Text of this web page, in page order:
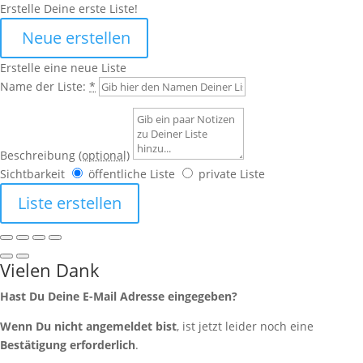
Erstelle Deine erste Liste!
Neue erstellen
Erstelle eine neue Liste
Name der Liste: *
Beschreibung (optional)
Sichtbarkeit
öffentliche Liste private Liste
Liste erstellen
Vielen Dank
Hast Du Deine E-Mail Adresse eingegeben?
Wenn Du nicht angemeldet bist, ist jetzt leider noch eine
Bestätigung erforderlich.